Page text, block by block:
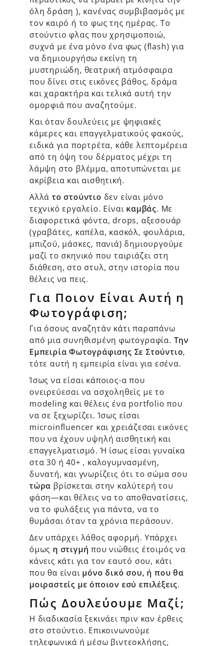
όλη δράση ), κανένας συμβιβασμός με
τον καιρό ή το φως της ημέρας. Το
στούντιο φλας που χρησιμοποιώ,
συχνά με ένα μόνο ένα φως (flash) για
να δημιουργήσω εκείνη τη
μυστηριώδη, θεατρική ατμόσφαιρα
που δίνει στις εικόνες βάθος, δράμα
και χαρακτήρα και τελικά αυτή την
ομορφιά που αναζητούμε.
Και όταν δουλεύεις με ψηφιακές
κάμερες και επαγγελματικούς φακούς,
ειδικά για πορτρέτα, κάθε λεπτομέρεια
από τη όψη του δέρματος μέχρι τη
λάμψη στο βλέμμα, αποτυπώνεται με
ακρίβεια και αισθητική.
Αλλά το στούντιο δεν είναι μόνο
τεχνικό εργαλείο. Είναι καμβάς. Με
διαφορετικά φόντα, drops, αξεσουάρ
(γραβάτες, καπέλα, κασκόλ, φουλάρια,
μπιζού, μάσκες, πανιά) δημιουργούμε
μαζί το σκηνικό που ταιριάζει στη
διάθεση, στο στυλ, στην ιστορία που
θέλεις να πεις.
Για Ποιον Είναι Αυτή η
Φωτογράφιση;
Για όσους αναζητάν κάτι παραπάνω
από μια συνηθισμένη φωτογραφία. Την
Εμπειρία Φωτογράφισης Σε Στούντιο,
τότε αυτή η εμπειρία είναι για εσένα.
Ίσως να είσαι κάποιος-α που
ονειρεύεσαι να ασχοληθείς με το
modeling και θέλεις ένα portfolio που
να σε ξεχωρίζει. Ίσως είσαι
microinfluencer και χρειάζεσαι εικόνες
που να έχουν υψηλή αισθητική και
επαγγελματισμό. Ή ίσως είσαι γυναίκα
στα 30 ή 40+ , καλογυμνασμένη,
δυνατή, και γνωρίζεις ότι το σώμα σου
τώρα βρίσκεται στην καλύτερή του
φάση—και θέλεις να το αποθανατίσεις,
να το φυλάξεις για πάντα, να το
θυμάσαι όταν τα χρόνια περάσουν.
Δεν υπάρχει λάθος αφορμή. Υπάρχει
όμως η στιγμή που νιώθεις έτοιμός να
κάνεις κάτι για τον εαυτό σου, κάτι
που θα είναιμόνο δικό σου, ή που θα
μοιραστείς με όποιον εσύ επιλέξεις.
Πώς Δουλεύουμε Μαζί;
Η διαδικασία ξεκινάει πριν καν έρθεις
στο στούντιο. Επικοινωνούμε
τηλεφωνικά ή μέσω βιντεοκλήσης,